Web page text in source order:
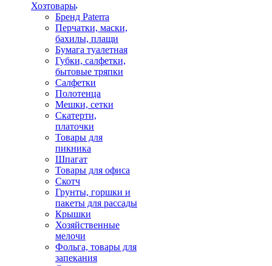
Хозтовары
Бренд Paterra
Перчатки, маски,
бахилы, плащи
Бумага туалетная
Губки, салфетки,
бытовые тряпки
Салфетки
Полотенца
Мешки, сетки
Скатерти,
платочки
Товары для
пикника
Шпагат
Товары для офиса
Скотч
Грунты, горшки и
пакеты для рассады
Крышки
Хозяйственные
мелочи
Фольга, товары для
запекания